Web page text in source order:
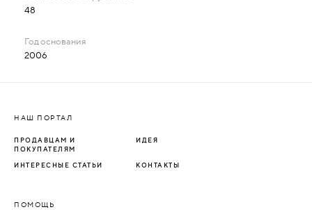
48
2006
НАШ ПОРТАЛ
ПРОДАВЦАМ И
ПОКУПАТЕЛЯМ
ИДЕЯ
ИНТЕРЕСНЫЕ СТАТЬИ КОНТАКТЫ
ПОМОЩЬ